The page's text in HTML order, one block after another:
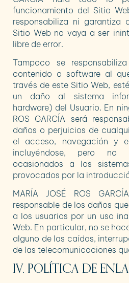
funcionamiento del Sitio
responsabiliza ni
Sitio Web no vaya a ser
libre de error.
Tampoco se
contenido o software al
través de este Sitio Web,
un daño al sistema
hardware) del Usuario. En
ROS GARCÍA será
daños o perjuicios de
el acceso, navegación y
incluyéndose, pero no
ocasionados a los
provocados por la
MARÍA JOSÉ ROS GARCÍA
responsable de los daños
a los usuarios por un uso
Web. En particular, no se
alguno de las caídas,
de las telecomunicaciones
IV. POLÍTICA DE